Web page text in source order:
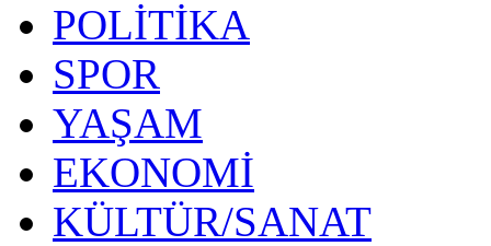
POLİTİKA
SPOR
YAŞAM
EKONOMİ
KÜLTÜR/SANAT